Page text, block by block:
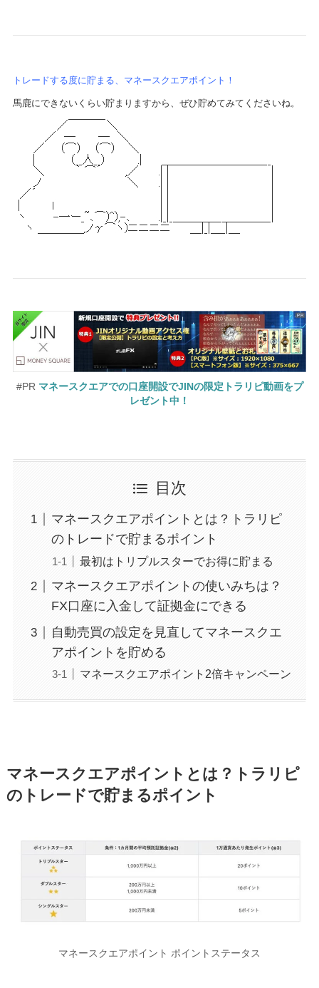
トレードする度に貯まる、マネースクエアポイント！
馬鹿にできないくらい貯まりますから、ぜひ貯めてみてくださいね。
#PR マネースクエアでの口座開設でJINの限定トラリピ動画をプ
レゼント中！
目次
マネースクエアポイントとは？トラリピ
のトレードで貯まるポイント
最初はトリプルスターでお得に貯まる
マネースクエアポイントの使いみちは？
FX口座に入金して証拠金にできる
自動売買の設定を見直してマネースクエ
アポイントを貯める
マネースクエアポイント2倍キャンペーン
マネースクエアポイントとは？トラリピ
のトレードで貯まるポイント
マネースクエアポイント ポイントステータス